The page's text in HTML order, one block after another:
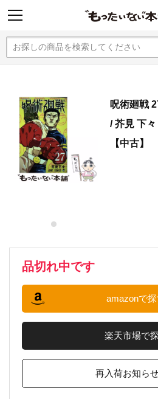
呪術廻戦
/ 芥見 下々
【中古】
品切れ中です
amazonで探
楽天市場で
再入荷お知ら